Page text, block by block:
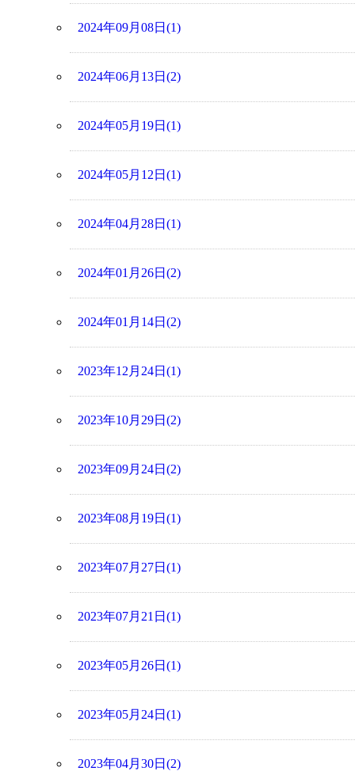
2024年09月08日(1)
2024年06月13日(2)
2024年05月19日(1)
2024年05月12日(1)
2024年04月28日(1)
2024年01月26日(2)
2024年01月14日(2)
2023年12月24日(1)
2023年10月29日(2)
2023年09月24日(2)
2023年08月19日(1)
2023年07月27日(1)
2023年07月21日(1)
2023年05月26日(1)
2023年05月24日(1)
2023年04月30日(2)